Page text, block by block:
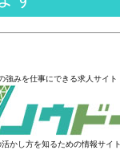
強みを仕事にできる求人サイト
かし方を知るための情報サイト